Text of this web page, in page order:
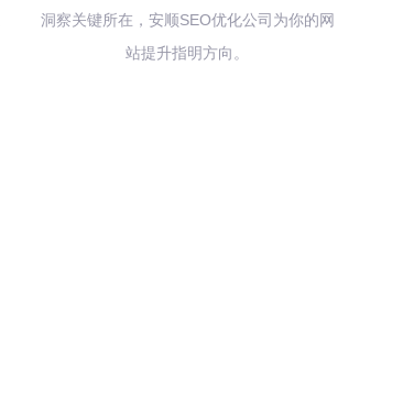
洞察关键所在，安顺SEO优化公司为你的网
站提升指明方向。